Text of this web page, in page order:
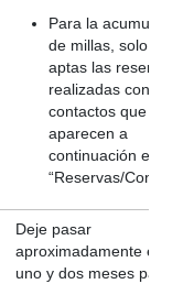
Para la
de millas, solo
aptas las reservas
realizadas con los
contactos que
aparecen a
continuación en
“Reservas/
Deje pasar
aproximadamente entre
uno y dos meses para